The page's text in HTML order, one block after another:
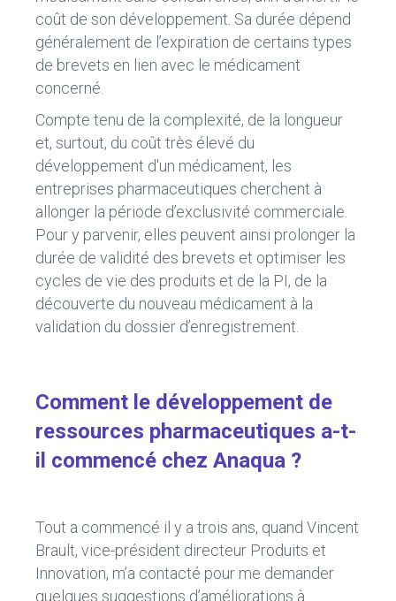
coût de son développement. Sa durée dépend
généralement de l’expiration de certains types
de brevets en lien avec le médicament
concerné.
Compte tenu de la complexité, de la longueur
et, surtout, du coût très élevé du
développement d'un médicament, les
entreprises pharmaceutiques cherchent à
allonger la période d’exclusivité commerciale.
Pour y parvenir, elles peuvent ainsi prolonger la
durée de validité des brevets et optimiser les
cycles de vie des produits et de la PI, de la
découverte du nouveau médicament à la
validation du dossier d’enregistrement.
Comment le développement de
ressources pharmaceutiques a-t-
il commencé chez Anaqua ?
Tout a commencé il y a trois ans, quand Vincent
Brault, vice-président directeur Produits et
Innovation, m’a contacté pour me demander
quelques suggestions d’améliorations à